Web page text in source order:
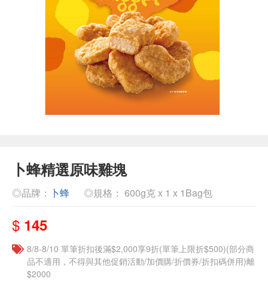
卜蜂精選原味雞塊
◎品牌： 卜蜂 ◎規格： 600g克 x 1 x 1Bag包
$ 145
8/8-8/10 單筆折扣後滿$2,000享9折(單筆上限折$500)(部分商
品不適用，不得與其他促銷活動/加價購/折價券/折扣碼併用)離
$2000